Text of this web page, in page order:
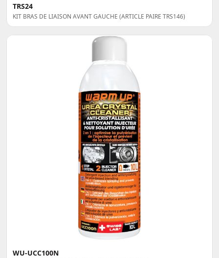
TRS24
KIT BRAS DE LIAISON AVANT GAUCHE (ARTICLE PAIRE TRS146)
WU-UCC100N